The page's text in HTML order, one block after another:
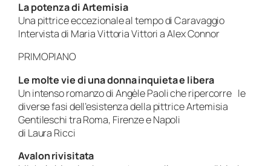
La potenza di Artemisia
Una pittrice eccezionale al tempo di Caravaggio
Intervista di Maria Vittoria Vittori a Alex Connor
PRIMOPIANO
Le molte vie di una donna inquieta e libera
Un intenso romanzo di Angèle Paoli che ripercorre le
diverse fasi dell’esistenza della pittrice Artemisia
Gentileschi tra Roma, Firenze e Napoli
di Laura Ricci
Avalon rivisitata